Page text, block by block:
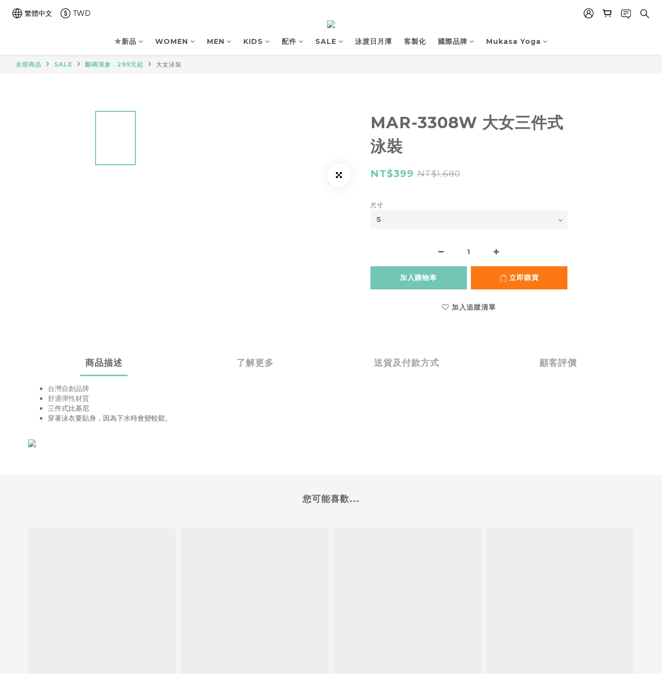
繁體中文 TWD
⛤新品 WOMEN MEN KIDS 配件 SALE 泳渡日月潭 客製化 國際品牌 Mukasa Yoga
全部商品 SALE 斷碼清倉．299元起 大女泳裝
MAR-3308W 大女三件式
泳裝
NT$399 NT$1,680
尺寸
加入購物車 立即購買
加入追蹤清單
商品描述 了解更多 送貨及付款方式 顧客評價
台灣自創品牌
舒適彈性材質
三件式比基尼
穿著泳衣要貼身，因為下水時會變較鬆。
您可能喜歡...